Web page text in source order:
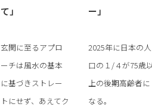
て」
ー」
玄関に至るアプロ
ーチは風水の基本
に基づきストレー
トにせず、あえてク
2025年に日本の人
口の１/４が75歳以
上の後期高齢者に
なる。